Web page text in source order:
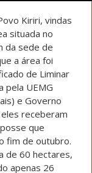
Kiriri, vindas
situada no
da sede de
a área foi
de Liminar
pela UEMG
e Governo
receberam
que
fim de outubro.
de 60 hectares,
apenas 26